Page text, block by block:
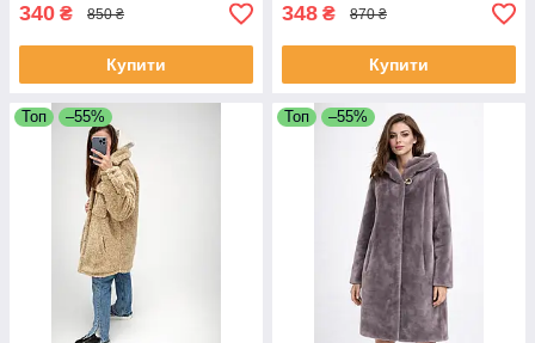
340 ₴ 850 ₴
Купити
348 ₴ 870 ₴
Купити
Топ –55% Топ –55%